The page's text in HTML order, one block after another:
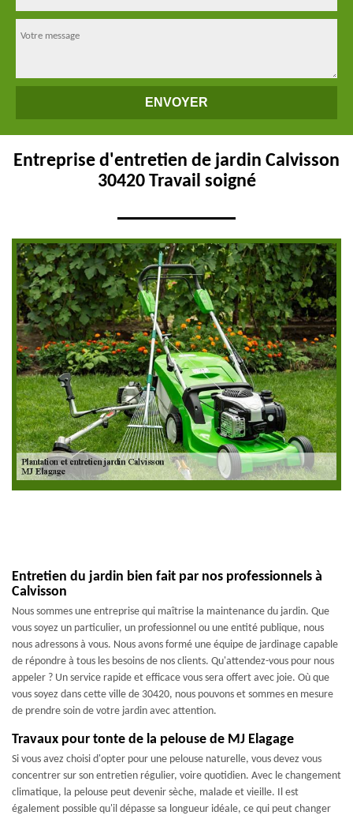
Entreprise d'entretien de jardin Calvisson
30420 Travail soigné
Entretien du jardin bien fait par nos professionnels à
Calvisson
Nous sommes une entreprise qui maîtrise la maintenance du jardin. Que
vous soyez un particulier, un professionnel ou une entité publique, nous
nous adressons à vous. Nous avons formé une équipe de jardinage capable
de répondre à tous les besoins de nos clients. Qu'attendez-vous pour nous
appeler ? Un service rapide et efficace vous sera offert avec joie. Où que
vous soyez dans cette ville de 30420, nous pouvons et sommes en mesure
de prendre soin de votre jardin avec attention.
Travaux pour tonte de la pelouse de MJ Elagage
Si vous avez choisi d'opter pour une pelouse naturelle, vous devez vous
concentrer sur son entretien régulier, voire quotidien. Avec le changement
climatique, la pelouse peut devenir sèche, malade et vieille. Il est
également possible qu'il dépasse sa longueur idéale, ce qui peut changer